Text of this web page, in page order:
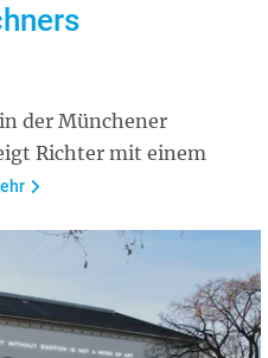
der Münchener
Richter mit einem